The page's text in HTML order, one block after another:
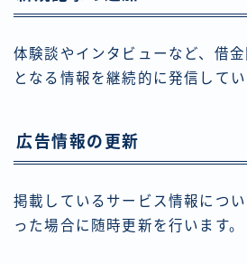
体験談やインタビューなど、借
となる情報を継続的に発信してい
広告情報の更新
掲載しているサービス情報につ
った場合に随時更新を行います。